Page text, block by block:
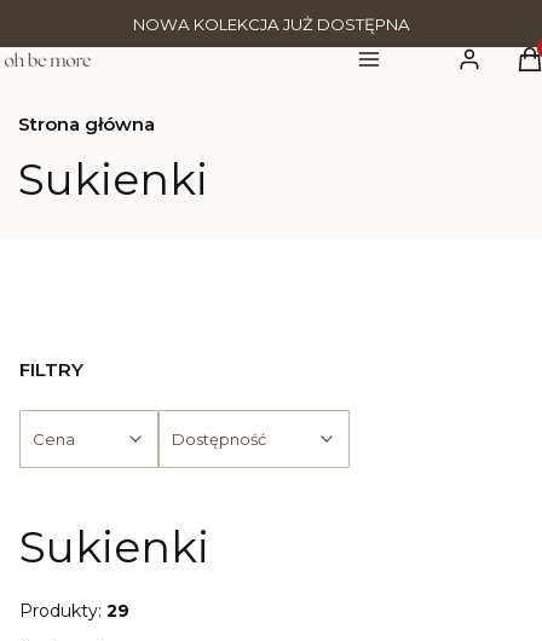
NOWA KOLEKCJA JUŻ DOSTĘPNA
Menu Zaloguj się
Strona główna
Sukienki
FILTRY
Cena Dostępność
Sukienki
Produkty: 29